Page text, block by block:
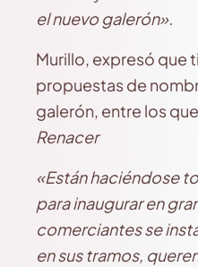
el nuevo galerón».
Murillo, expresó que
propuestas de
galerón, entre los
Renacer
«Están haciéndose
para inaugurar en
comerciantes se
en sus tramos,